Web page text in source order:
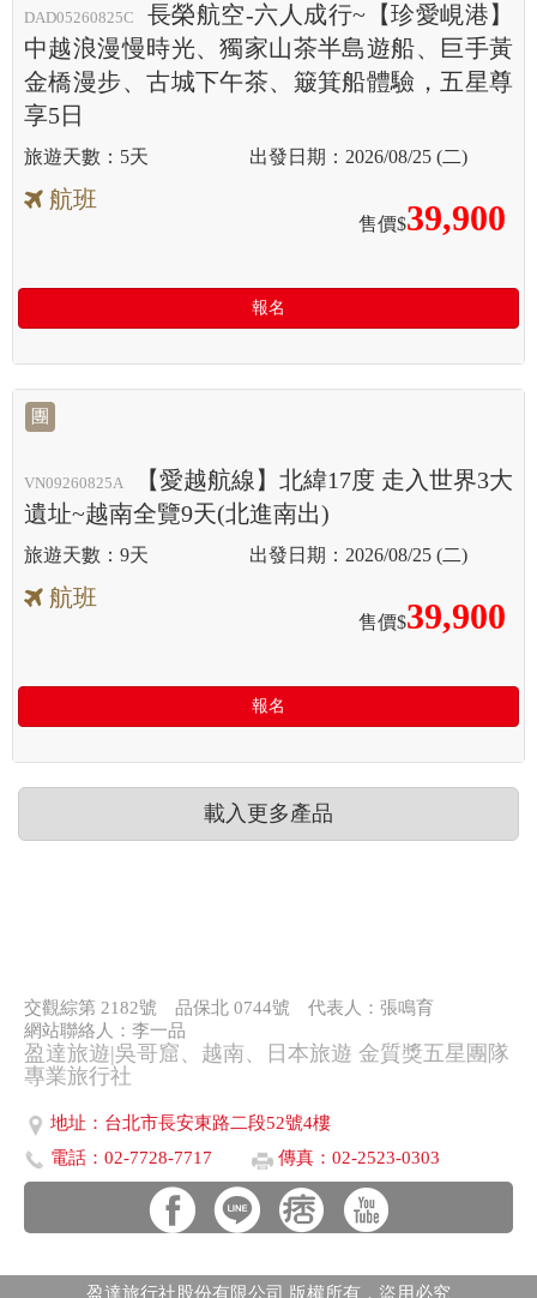
DAD05260825C
長榮航空-六人成行~【珍愛峴港】
中越浪漫慢時光、獨家山茶半島遊船、巨手黃
金橋漫步、古城下午茶、簸箕船體驗，五星尊
享5日
5天 2026/08/25 (二)
航班
售價$39,900
報名
團
VN09260825A
【愛越航線】北緯17度 走入世界3大
遺址~越南全覽9天(北進南出)
9天 2026/08/25 (二)
航班
售價$39,900
報名
載入更多產品
交觀綜第 2182號 品保北 0744號
代表人：張鳴育
網站聯絡人：李一品
盈達旅遊|吳哥窟、越南、日本旅遊 金質獎五星團隊
專業旅行社
地址：台北市長安東路二段52號4樓
電話：02-7728-7717
傳真：02-2523-0303
盈達旅行社股份有限公司 版權所有．盜用必究